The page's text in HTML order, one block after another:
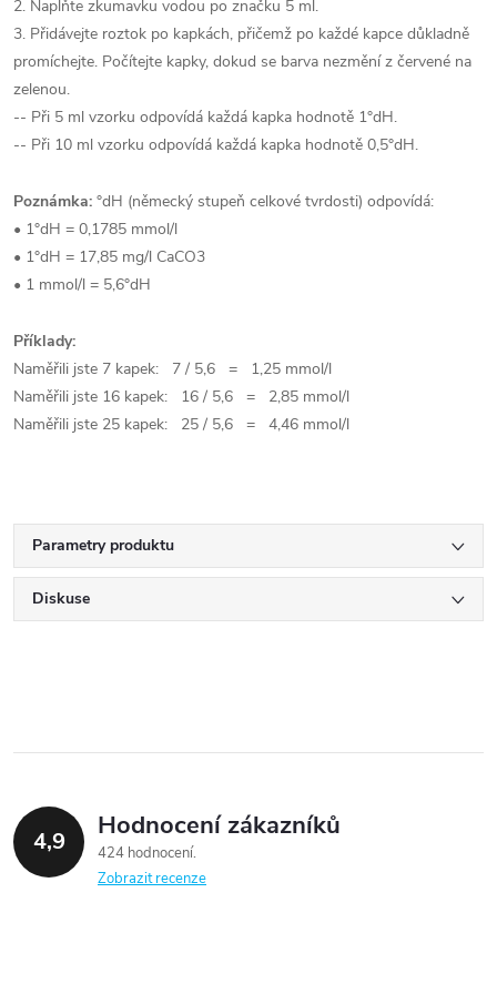
2. Naplňte zkumavku vodou po značku 5 ml.
3. Přidávejte roztok po kapkách, přičemž po každé kapce důkladně
promíchejte. Počítejte kapky, dokud se barva nezmění z červené na
zelenou.
-- Při 5 ml vzorku odpovídá každá kapka hodnotě 1°dH.
-- Při 10 ml vzorku odpovídá každá kapka hodnotě 0,5°dH.
Poznámka: °dH (německý stupeň celkové tvrdosti) odpovídá:
• 1°dH = 0,1785 mmol/l
• 1°dH = 17,85 mg/l CaCO3
• 1 mmol/l = 5,6°dH
Příklady:
Naměřili jste 7 kapek: 7 / 5,6 = 1,25 mmol/l
Naměřili jste 16 kapek: 16 / 5,6 = 2,85 mmol/l
Naměřili jste 25 kapek: 25 / 5,6 = 4,46 mmol/l
Parametry produktu
Diskuse
4,9 Hodnocení zákazníků
424 hodnocení
Zobrazit recenze